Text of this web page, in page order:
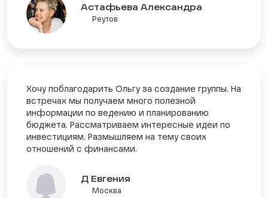
Астафьева Александра
Реутов
Хочу поблагодарить Ольгу за создание группы. На
встречах мы получаем много полезной
информации по ведению и планированию
бюджета. Рассматриваем интересные идеи по
инвестициям. Размышляем на тему своих
отношений с финансами.
Д Евгения
Москва